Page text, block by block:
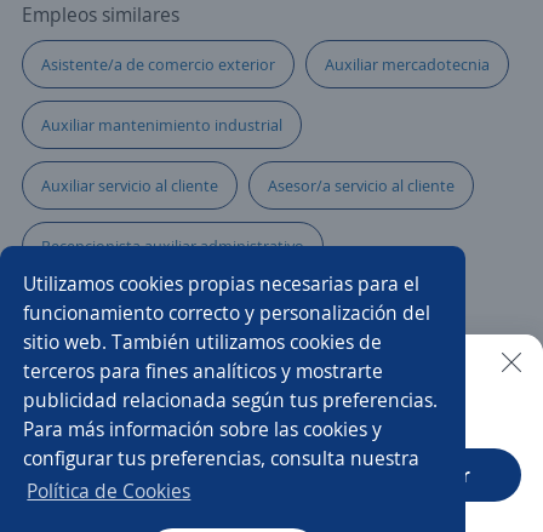
Utilizamos cookies propias necesarias para el
funcionamiento correcto y personalización del
sitio web. También utilizamos cookies de
terceros para fines analíticos y mostrarte
publicidad relacionada según tus preferencias.
Para más información sobre las cookies y
configurar tus preferencias, consulta nuestra
Política de Cookies
Empleos similares
Asistente/a de comercio exterior Auxiliar mercadotecnia
Auxiliar mantenimiento industrial
Auxiliar servicio al cliente Asesor/a servicio al cliente
Recepcionista auxiliar administrativo
Auxiliar de panadería Servicio al cliente
Telecomunicaciones Auxiliar de almacén e inventarios
Auxiliar de laboratorio clínico Auxiliar en obra
Asistente/a dental
Buscar es más fácil en la app
CT App Abrir